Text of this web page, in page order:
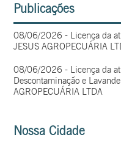
Publicações
08/06/2026 - Licença da
JESUS AGROPECUÁRIA
08/06/2026 - Licença da
Descontaminação e
AGROPECUÁRIA LTDA
Nossa Cidade